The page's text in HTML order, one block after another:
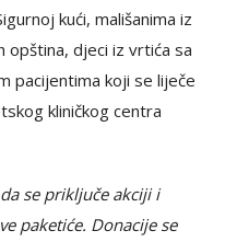
kući, mališanima iz
opština, djeci iz vrtića sa
pacijentima koji se liječe
kliničkog centra
se priključe akciji i
paketiće. Donacije se